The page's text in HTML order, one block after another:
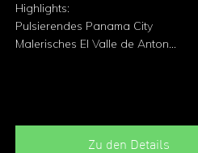
Highlights:
Pulsierendes Panama City
Malerisches El Valle de Anton
Zu den Details